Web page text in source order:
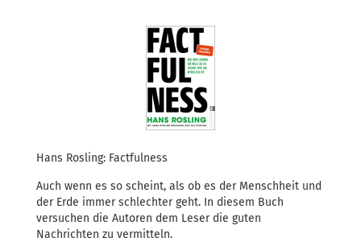
Hans Rosling: Factfulness
Auch wenn es so scheint, als ob es der Menschheit und
der Erde immer schlechter geht. In diesem Buch
versuchen die Autoren dem Leser die guten
Nachrichten zu vermitteln.